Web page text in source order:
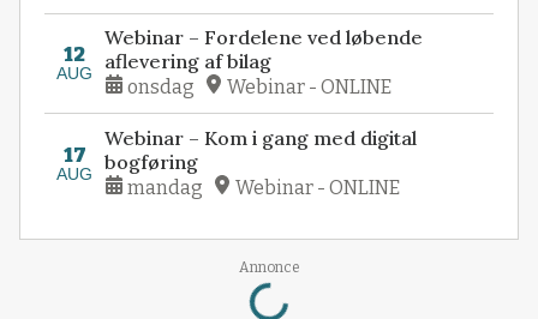
12
AUG
Webinar – Fordelene ved løbende
aflevering af bilag
onsdag Webinar - ONLINE
17
AUG
Webinar – Kom i gang med digital
bogføring
mandag Webinar - ONLINE
Annonce
Loading...